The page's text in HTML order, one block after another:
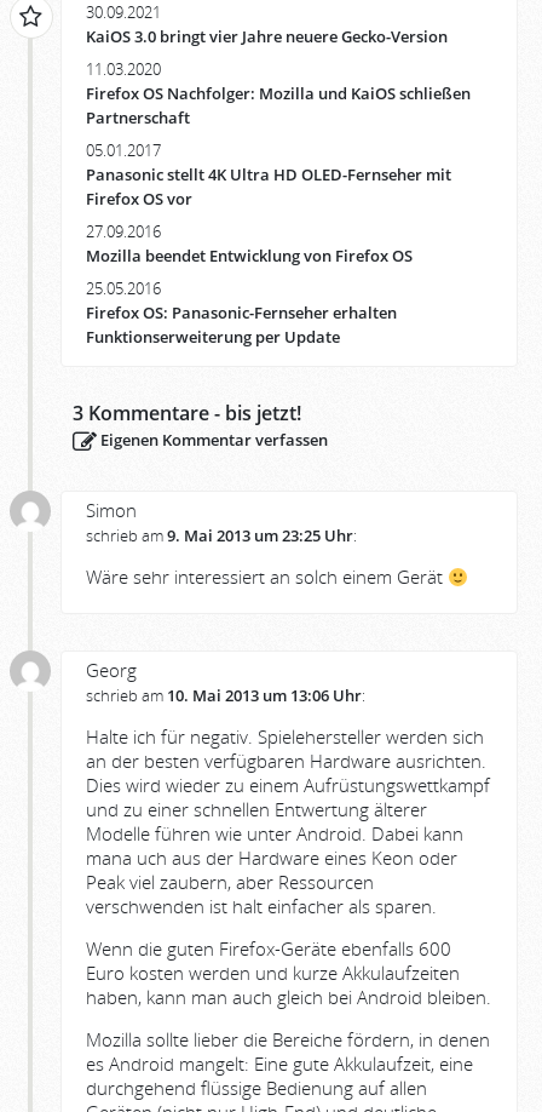
30.09.2021
KaiOS 3.0 bringt vier Jahre neuere Gecko-Version
11.03.2020
Firefox OS Nachfolger: Mozilla und KaiOS schließen
Partnerschaft
05.01.2017
Panasonic stellt 4K Ultra HD OLED-Fernseher mit
Firefox OS vor
27.09.2016
Mozilla beendet Entwicklung von Firefox OS
25.05.2016
Firefox OS: Panasonic-Fernseher erhalten
Funktionserweiterung per Update
3 Kommentare - bis jetzt!
Eigenen Kommentar verfassen
Simon
schrieb am9. Mai 2013 um 23:25 Uhr:
Wäre sehr interessiert an solch einem Gerät
Georg
schrieb am 10. Mai 2013 um 13:06 Uhr:
Halte ich für negativ. Spielehersteller werden sich
an der besten verfügbaren Hardware ausrichten.
Dies wird wieder zu einem Aufrüstungswettkampf
und zu einer schnellen Entwertung älterer
Modelle führen wie unter Android. Dabei kann
mana uch aus der Hardware eines Keon oder
Peak viel zaubern, aber Ressourcen
verschwenden ist halt einfacher als sparen.
Wenn die guten Firefox-Geräte ebenfalls 600
Euro kosten werden und kurze Akkulaufzeiten
haben, kann man auch gleich bei Android bleiben.
Mozilla sollte lieber die Bereiche fördern, in denen
es Android mangelt: Eine gute Akkulaufzeit, eine
durchgehend flüssige Bedienung auf allen